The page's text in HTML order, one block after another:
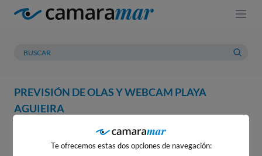
PREVISIÓN DE OLAS Y WEBCAM PLAYA
AGUIEIRA
PREVISIÓN METEOROLOGÍA
Te ofrecemos estas dos opciones de navegación: